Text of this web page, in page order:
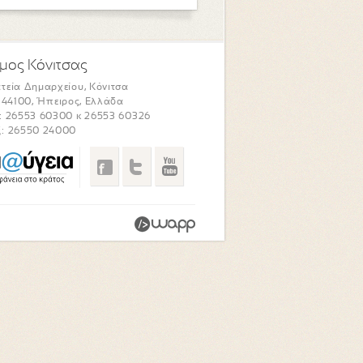
Κόνιτσας
Δημαρχείου, Κόνιτσα
44100, Ήπειρος, Ελλάδα
26553 60300 κ 26553 60326
26550 24000